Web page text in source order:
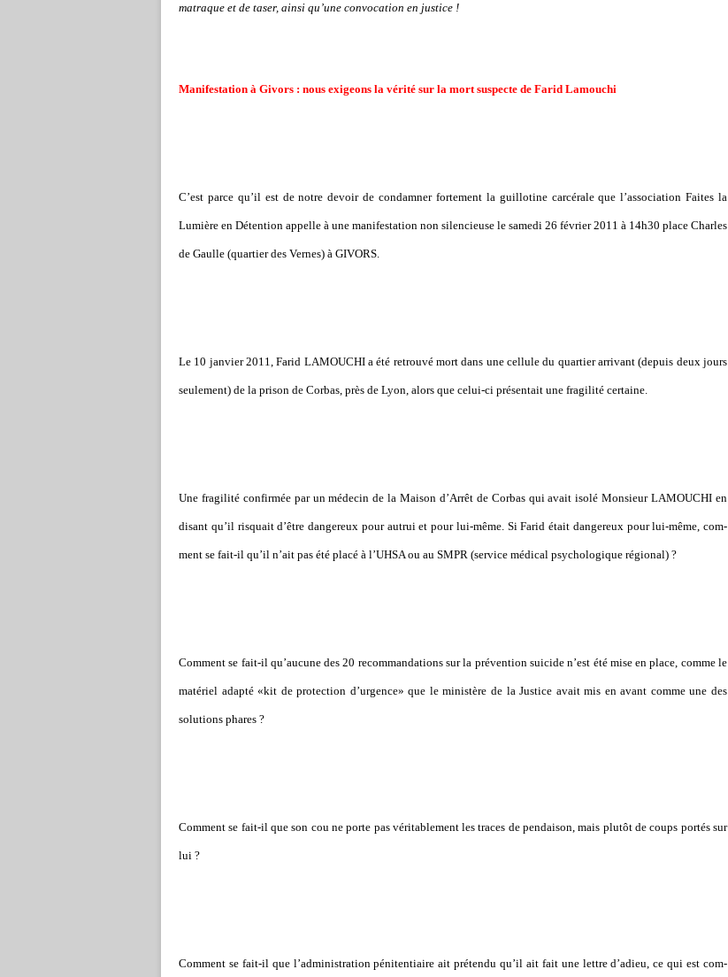
matraque et de taser, ainsi qu’une convocation en justice !
Manifestation à Givors : nous exigeons la vérité sur la mort suspecte de Farid Lamouchi
C’est parce qu’il est de notre devoir de condamner fortement la guillotine carcérale que l’association Faites la
Lumière en Détention appelle à une manifestation non silencieuse le samedi 26 février 2011 à 14h30 place Charles
de Gaulle (quartier des Vernes) à GIVORS.
Le 10 jan­vier 2011, Farid LAMOUCHI a été retrouvé mort dans une cel­lule du quar­tier arri­vant (depuis deux jours
seu­le­ment) de la prison de Corbas, près de Lyon, alors que celui-ci pré­sen­tait une fra­gi­lité cer­taine.
Une fra­gi­lité confir­mée par un méde­cin de la Maison d’Arrêt de Corbas qui avait isolé Monsieur LAMOUCHI en
disant qu’il ris­quait d’être dan­ge­reux pour autrui et pour lui-même. Si Farid était dan­ge­reux pour lui-même, com­
ment se fait-il qu’il n’ait pas été placé à l’UHSA ou au SMPR (service médi­cal psy­cho­lo­gi­que régio­nal) ?
Comment se fait-il qu’aucune des 20 recom­man­da­tions sur la pré­ven­tion sui­cide n’est été mise en place, comme le
maté­riel adapté «kit de pro­tec­tion d’urgence» que le minis­tère de la Justice avait mis en avant comme une des
solu­tions phares ?
Comment se fait-il que son cou ne porte pas véri­ta­ble­ment les traces de pen­dai­son, mais plutôt de coups portés sur
lui ?
Comment se fait-il que l’admi­nis­tra­tion péni­ten­tiaire ait pré­tendu qu’il ait fait une lettre d’adieu, ce qui est com­